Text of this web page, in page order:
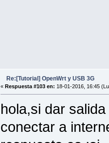
Re:[Tutorial] OpenWrt y USB 3G
« Respuesta #103 en: 18-01-2016, 16:45
hola,si dar
conectar a